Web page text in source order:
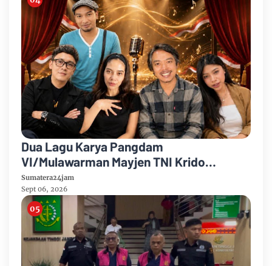
Dua Lagu Karya Pangdam
VI/Mulawarman Mayjen TNI Krido
Pramono Jadi Ikon Singing Competition
HUT Ke-81 RI
Sumatera24jam
Sept 06, 2026